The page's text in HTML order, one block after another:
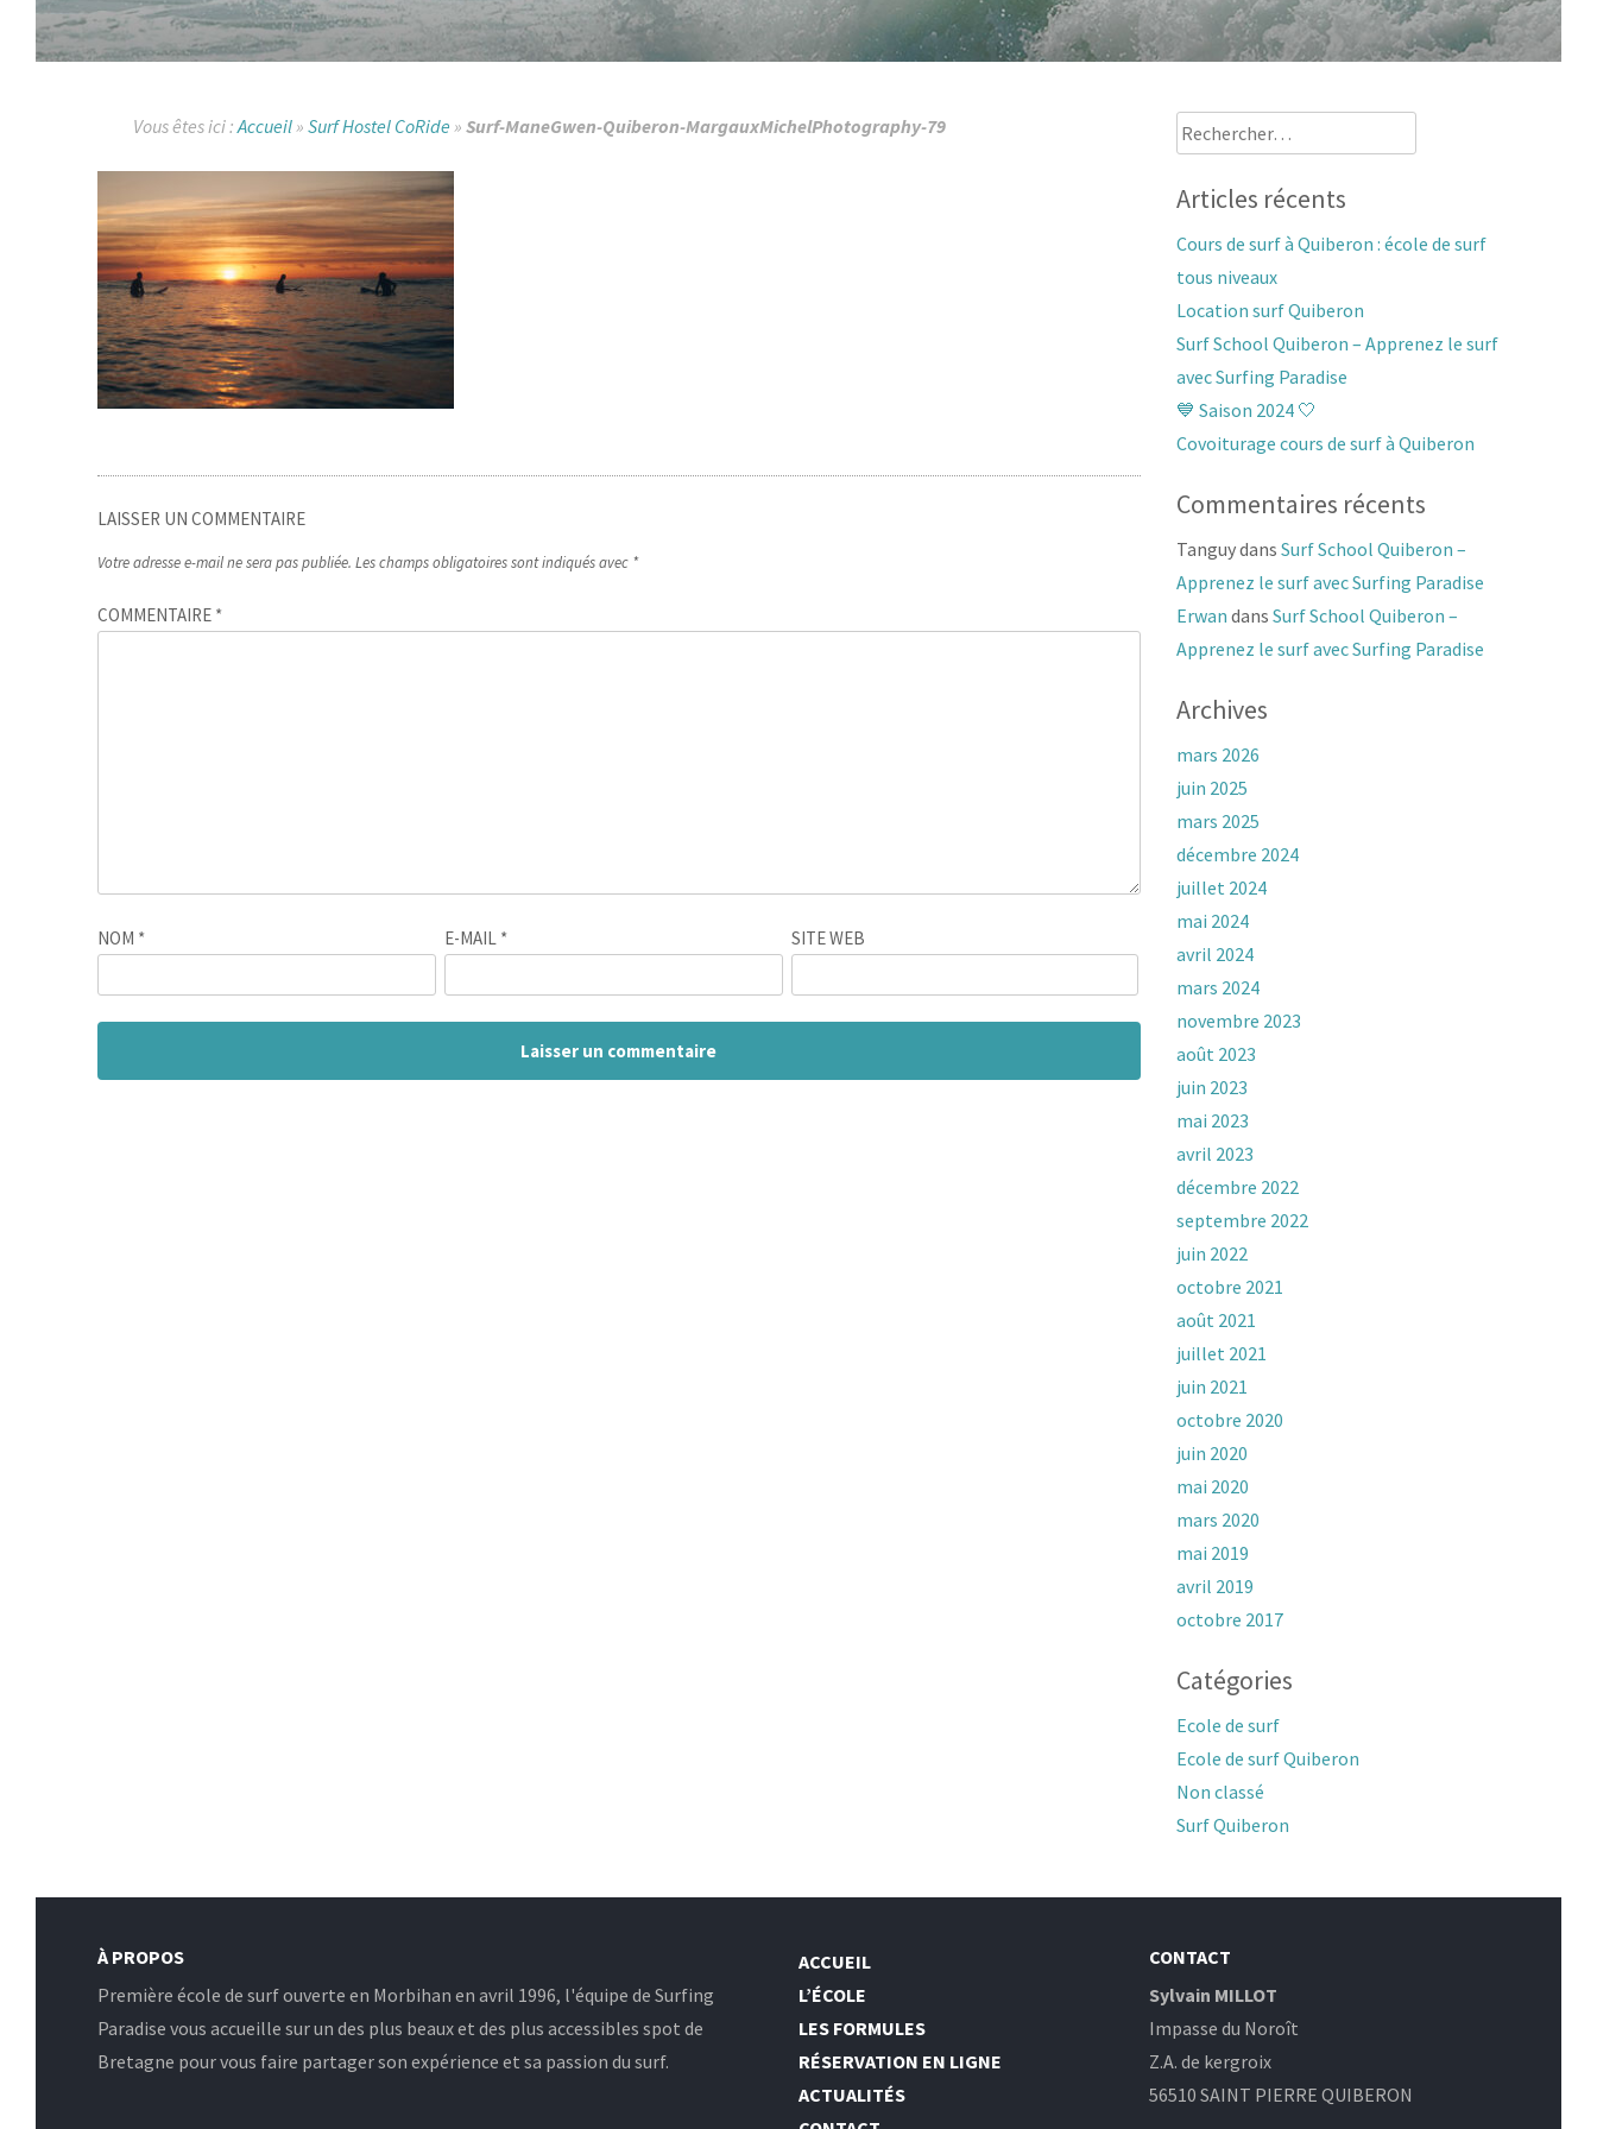
Vous êtes ici :Accueil» Surf Hostel CoRide » Surf-ManeGwen-Quiberon-MargauxMichelPhotography-79
LAISSER UN COMMENTAIRE
Votre adresse e-mail ne sera pas publiée. Les champs obligatoires sont indiqués avec *
COMMENTAIRE *
NOM * E-MAIL * SITE WEB
Rechercher :
Articles récents
Cours de surf à Quiberon : école de surf
tous niveaux
Location surf Quiberon
Surf School Quiberon – Apprenez le surf
avec Surfing Paradise
💙 Saison 2024 🤍
Covoiturage cours de surf à Quiberon
Commentaires récents
Tanguydans Surf School Quiberon –
Apprenez le surf avec Surfing Paradise
Erwan dans Surf School Quiberon –
Apprenez le surf avec Surfing Paradise
Archives
mars 2026
juin 2025
mars 2025
décembre 2024
juillet 2024
mai 2024
avril 2024
mars 2024
novembre 2023
août 2023
juin 2023
mai 2023
avril 2023
décembre 2022
septembre 2022
juin 2022
octobre 2021
août 2021
juillet 2021
juin 2021
octobre 2020
juin 2020
mai 2020
mars 2020
mai 2019
avril 2019
octobre 2017
Catégories
Ecole de surf
Ecole de surf Quiberon
Non classé
Surf Quiberon
À PROPOS
Première école de surf ouverte en Morbihan en avril 1996, l'équipe de Surfing
Paradise vous accueille sur un des plus beaux et des plus accessibles spot de
Bretagne pour vous faire partager son expérience et sa passion du surf.
ACCUEIL
L’ÉCOLE
LES FORMULES
RÉSERVATION EN LIGNE
ACTUALITÉS
CONTACT
Sylvain MILLOT
Impasse du Noroît
Z.A. de kergroix
56510 SAINT PIERRE QUIBERON